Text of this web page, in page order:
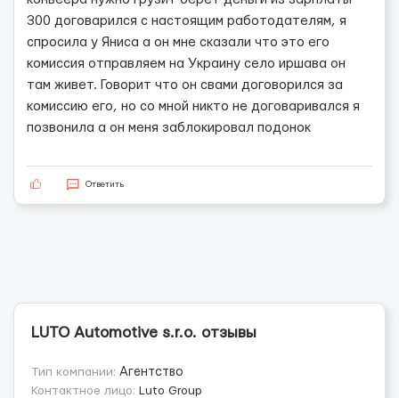
300 договарился с настоящим работодателям, я
спросила у Яниса а он мне сказали что это его
комиссия отправляем на Украину село иршава он
там живет. Говорит что он свами договорился за
комиссию его, но со мной никто не договаривался я
позвонила а он меня заблокировал подонок
Ответить
LUTO Automotive s.r.o. отзывы
Тип компании: Агентство
Контактное лицо: Luto Group